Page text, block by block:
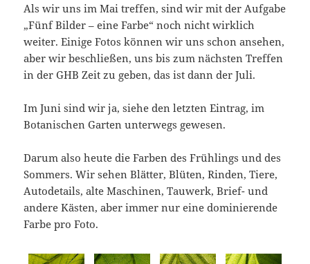
Als wir uns im Mai treffen, sind wir mit der Aufgabe
„Fünf Bilder – eine Farbe“ noch nicht wirklich
weiter. Einige Fotos können wir uns schon ansehen,
aber wir beschließen, uns bis zum nächsten Treffen
in der GHB Zeit zu geben, das ist dann der Juli.
Im Juni sind wir ja, siehe den letzten Eintrag, im
Botanischen Garten unterwegs gewesen.
Darum also heute die Farben des Frühlings und des
Sommers. Wir sehen Blätter, Blüten, Rinden, Tiere,
Autodetails, alte Maschinen, Tauwerk, Brief- und
andere Kästen, aber immer nur eine dominierende
Farbe pro Foto.